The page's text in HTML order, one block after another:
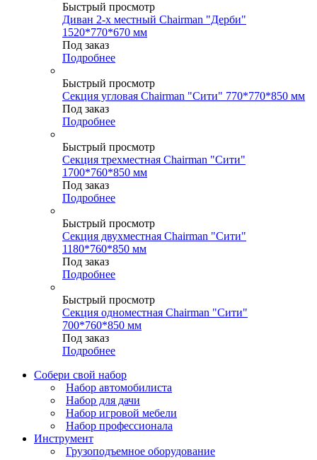
Быстрый просмотр
Диван 2-х местный Chairman "Дерби"
1520*770*670 мм
Под заказ
Подробнее
Быстрый просмотр
Секция угловая Chairman "Сити" 770*770*850 мм
Под заказ
Подробнее
Быстрый просмотр
Секция трехместная Chairman "Сити"
1700*760*850 мм
Под заказ
Подробнее
Быстрый просмотр
Секция двухместная Chairman "Сити"
1180*760*850 мм
Под заказ
Подробнее
Быстрый просмотр
Секция одноместная Chairman "Сити"
700*760*850 мм
Под заказ
Подробнее
Собери свой набор
Набор автомобилиста
Набор для дачи
Набор игровой мебели
Набор профессионала
Инструмент
Грузоподъемное оборудование